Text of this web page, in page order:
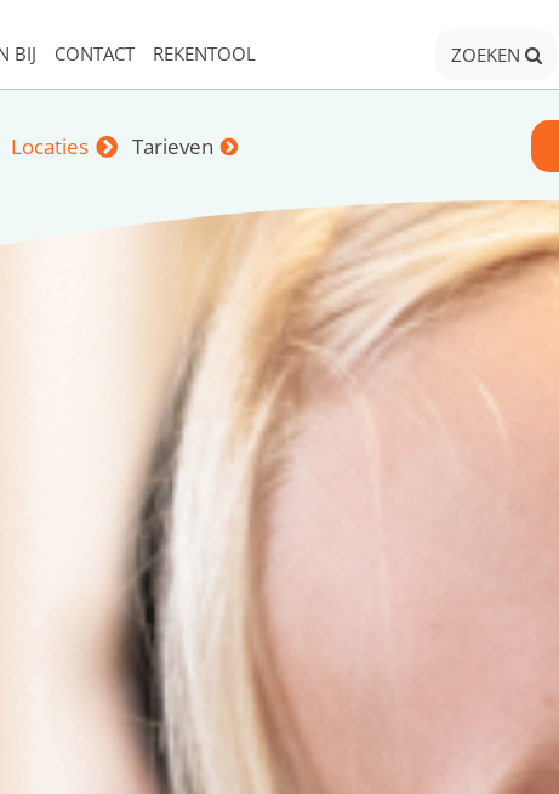
BIJ CONTACT REKENTOOL ZOEKEN
Locaties Tarieven